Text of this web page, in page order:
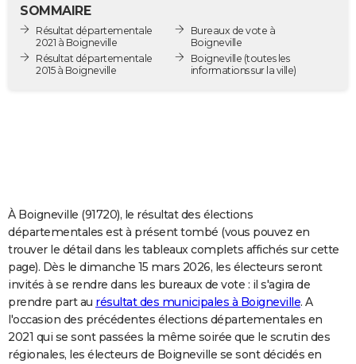
Destinations
City break
Voyage nature
Voyage de noces
Forum
Climat
GUIDES D'ACHAT
COPAINS D'AVANT
S'inscrire
Se connecter
Lycées
Collèges
Primaires
Universités
Entreprises
Service militaire
Avis de recherche
AVIS DE DÉCÈS
FORUM
Bricolage
Lifestyle
Culture
Sport
Auto
Television
Voyage
Cinema
SOMMAIRE
Résultat départementale
2021 à Boigneville
Résultat départementale
2015 à Boigneville
Bureaux de vote à
Boigneville
Boigneville (toutes les
informations sur la ville)
À Boigneville (91720), le résultat des élections
départementales est à présent tombé (vous pouvez en
trouver le détail dans les tableaux complets affichés sur cette
page). Dès le dimanche 15 mars 2026, les électeurs seront
invités à se rendre dans les bureaux de vote : il s'agira de
prendre part au résultat des municipales à Boigneville. A
l'occasion des précédentes élections départementales en
2021 qui se sont passées la même soirée que le scrutin des
régionales, les électeurs de Boigneville se sont décidés en